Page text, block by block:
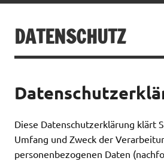
DATENSCHUTZ
Diese Datenschutzerklärung klärt
Umfang und Zweck der
personenbezogenen Daten